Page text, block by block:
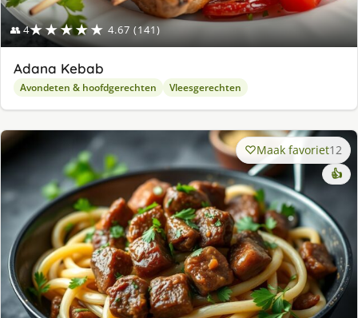
👥 4★★★★★ 4.67 (141)
Adana Kebab
Avondeten & hoofdgerechten Vleesgerechten
Maak favoriet12
👍